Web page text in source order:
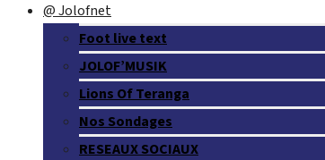
@ Jolofnet
Foot live text
JOLOF’MUSIK
Lions Of Teranga
Nos Sondages
RESEAUX SOCIAUX